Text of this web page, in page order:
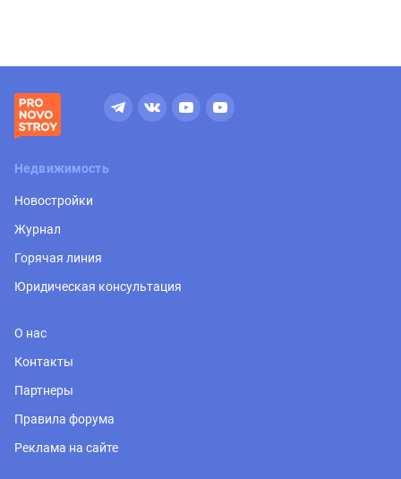
Недвижимость
Новостройки
Журнал
Горячая линия
Юридическая консультация
О нас
Контакты
Партнеры
Правила форума
Реклама на сайте